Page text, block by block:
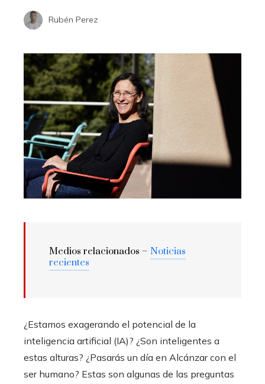
Rubén Perez
Medios relacionados – Noticias
recientes
¿Estamos exagerando el potencial de la
inteligencia artificial (IA)? ¿Son inteligentes a
estas alturas? ¿Pasarás un día en Alcánzar con el
ser humano? Estas son algunas de las preguntas